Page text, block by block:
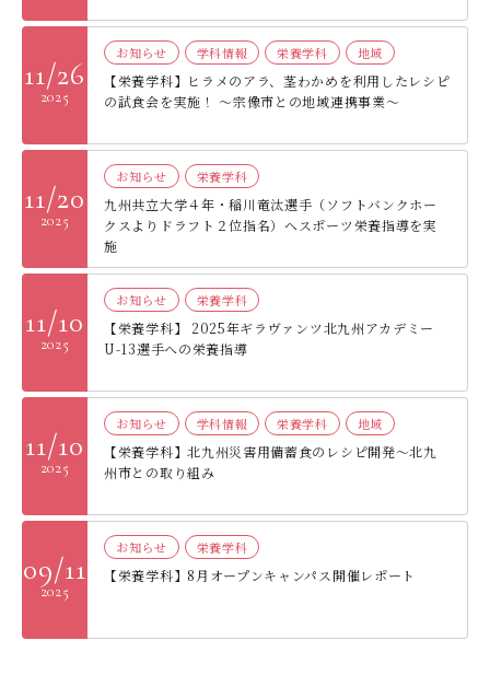
11/26
2025
お知らせ 学科情報 栄養学科 地域
【栄養学科】ヒラメのアラ、茎わかめを利用したレシピ
の試食会を実施！ ～宗像市との地域連携事業～
11/20
2025
お知らせ 栄養学科
九州共立大学４年・稲川竜汰選手（ソフトバンクホー
クスよりドラフト２位指名）へスポーツ栄養指導を実
施
11/10
2025
お知らせ 栄養学科
【栄養学科】 2025年ギラヴァンツ北九州アカデミー
U-13選手への栄養指導
11/10
2025
お知らせ 学科情報 栄養学科 地域
【栄養学科】北九州災害用備蓄食のレシピ開発～北九
州市との取り組み
09/11
2025
お知らせ 栄養学科
【栄養学科】8月オープンキャンパス開催レポート